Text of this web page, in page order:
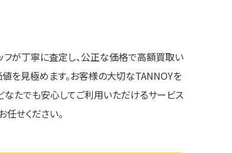
フが丁寧に査定し、公正な価格で高額買取い
値を見極めます。お客様の大切なTANNOYを
たでも安心してご利用いただけるサービス
せください。